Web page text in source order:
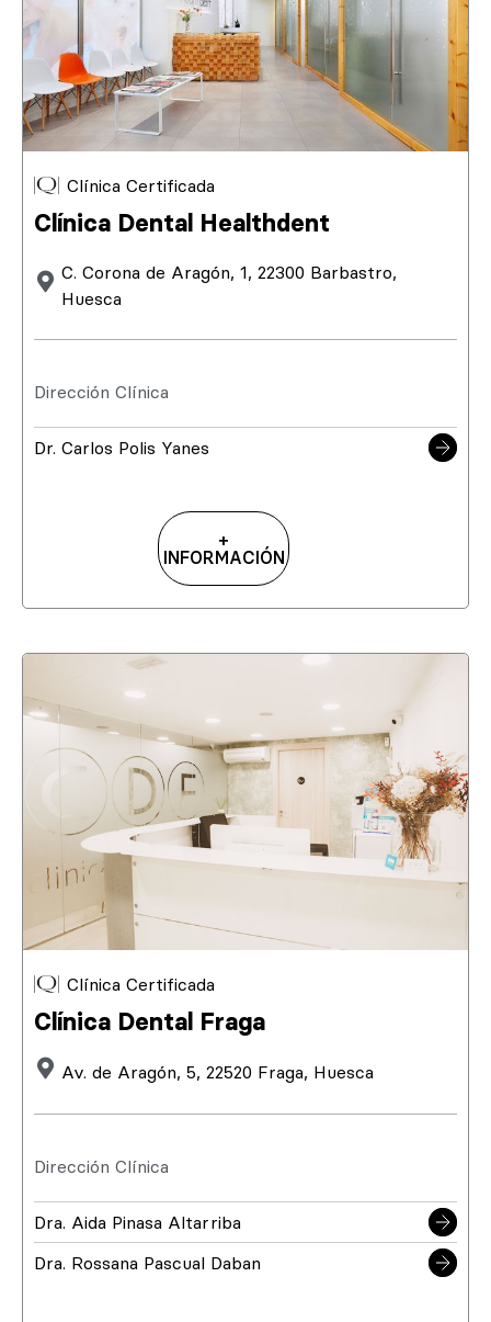
Clínica Certificada
Clínica Dental Healthdent
C. Corona de Aragón, 1, 22300 Barbastro,
Huesca
Dirección Clínica
Dr. Carlos Polis Yanes
+
INFORMACIÓN
Clínica Certificada
Clínica Dental Fraga
Av. de Aragón, 5, 22520 Fraga, Huesca
Dirección Clínica
Dra. Aida Pinasa Altarriba
Dra. Rossana Pascual Daban